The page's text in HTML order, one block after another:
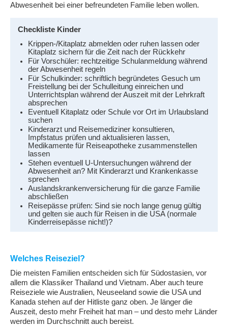
Abwesenheit bei einer befreundeten Familie leben wollen.
Checkliste Kinder
Krippen-/Kitaplatz abmelden oder ruhen lassen oder
Kitaplatz sichern für die Zeit nach der Rückkehr
Für Vorschüler: rechtzeitige Schulanmeldung während
der Abwesenheit regeln
Für Schulkinder: schriftlich begründetes Gesuch um
Freistellung bei der Schulleitung einreichen und
Unterrichtsplan während der Auszeit mit der Lehrkraft
absprechen
Eventuell Kitaplatz oder Schule vor Ort im Urlaubsland
suchen
Kinderarzt und Reisemediziner konsultieren,
Impfstatus prüfen und aktualisieren lassen,
Medikamente für Reiseapotheke zusammenstellen
lassen
Stehen eventuell U-Untersuchungen während der
Abwesenheit an? Mit Kinderarzt und Krankenkasse
sprechen
Auslandskrankenversicherung für die ganze Familie
abschließen
Reisepässe prüfen: Sind sie noch lange genug gültig
und gelten sie auch für Reisen in die USA (normale
Kinderreisepässe nicht!)?
Welches Reiseziel?
Die meisten Familien entscheiden sich für Südostasien, vor
allem die Klassiker Thailand und Vietnam. Aber auch teure
Reiseziele wie Australien, Neuseeland sowie die USA und
Kanada stehen auf der Hitliste ganz oben. Je länger die
Auszeit, desto mehr Freiheit hat man – und desto mehr Länder
werden im Durchschnitt auch bereist.